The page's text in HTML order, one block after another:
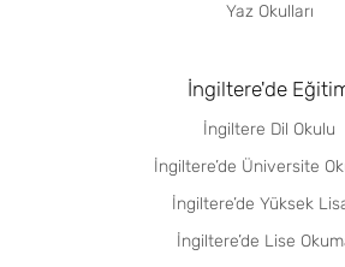
Yaz Okulları
İngiltere'de
İngiltere Dil Okulu
İngiltere’de Üniversite
İngiltere’de Yüksek
İngiltere’de Lise